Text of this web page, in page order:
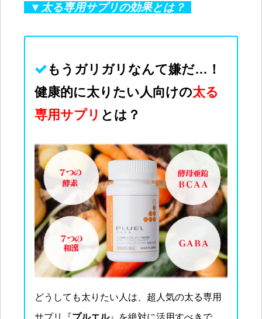
▼太る専用サプリの効果とは？
もうガリガリなんて嫌だ…！
健康的に太りたい人向けの太る
専用サプリ とは？
どうしても太りたい人は、超人気の太る専用